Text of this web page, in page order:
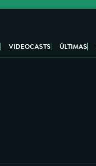
VIDEOCASTS ÚLTIMAS